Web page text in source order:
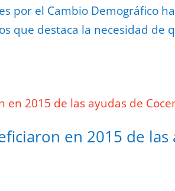
por el Cambio Demográfico
que destaca la necesidad de
en 2015 de las